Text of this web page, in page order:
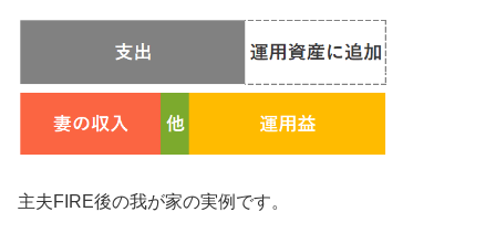
主夫FIRE後の我が家の実例です。